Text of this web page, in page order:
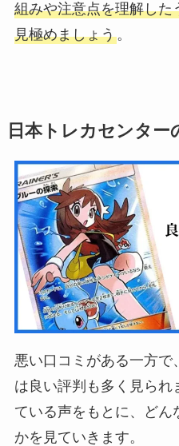
組みや注意点を理解した
見極めましょう。
日本トレカセンター
悪い口コミがある一方で
は良い評判も多く見ら
ている声をもとに、ど
かを見ていきます。